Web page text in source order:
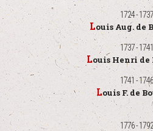
1724 - 1737
Louis Aug. de
1737 - 1741
Louis Henri de
1741 - 1746
Louis F. de
1776 - 1792